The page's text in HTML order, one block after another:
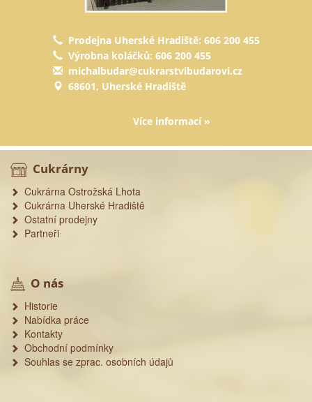
Prodejna Uherské Hradiště: 606 200 455
Výrobna koláčků: 606 200 455
michalbudar@cukrarstvibudarovi.cz
68601, Uherské Hradiště
Více informací »
Cukrárny
Cukrárna Ostrožská Lhota
Cukrárna Uherské Hradiště
Ostatní prodejny
Partneři
O nás
Historie
Nabídka práce
Kontakty
Obchodní podmínky
Souhlas se zprac. osobních údajů